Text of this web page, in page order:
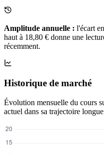
Amplitude annuelle : l'écart
haut à 18,80 € donne une
récemment.
Historique de marché
Évolution mensuelle du cours
actuel dans sa trajectoire